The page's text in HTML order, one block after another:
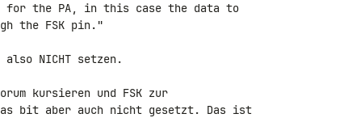
for the PA, in this case the data to
the FSK pin."
NICHT setzen.
kursieren und FSK zur
bit aber auch nicht gesetzt. Das ist